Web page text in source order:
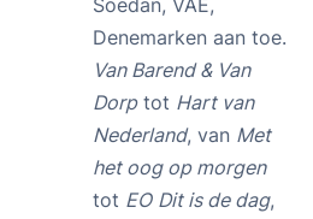
Soedan, VAE,
Denemarken aan toe.
Van Barend & Van
Dorptot Hart van
Nederland, van Met
het oog op morgen
tot EO Dit is de dag,